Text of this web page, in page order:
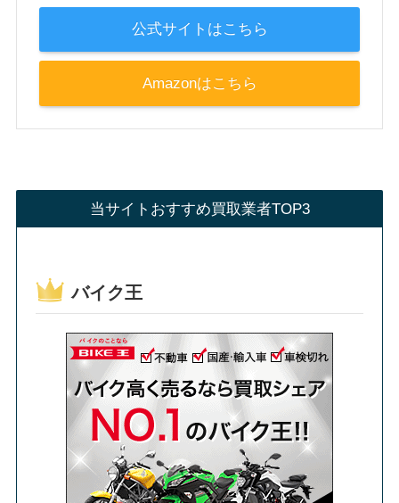
公式サイトはこちら
Amazonはこちら
当サイトおすすめ買取業者TOP3
バイク王